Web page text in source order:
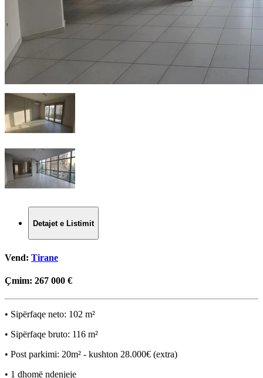
Detajet e Listimit
Vend: Tirane
Çmim: 267 000 €
• Sipërfaqe neto: 102 m²
• Sipërfaqe bruto: 116 m²
• Post parkimi: 20m² - kushton 28.000€ (extra)
• 1 dhomë ndenjeje